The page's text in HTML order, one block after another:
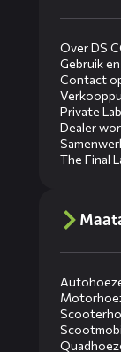
Over DS
Gebruik
Contact
Private
Dealer
The Final